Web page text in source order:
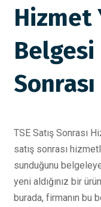
Belgesi
TSE Satış Sonrası
satış sonrası
sunduğunu
yeni aldığınız bir
burada, firmanın bu